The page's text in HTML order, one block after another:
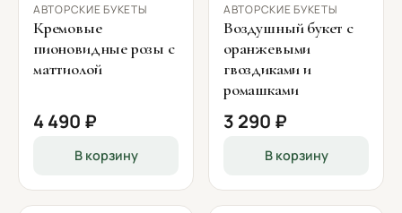
АВТОРСКИЕ БУКЕТЫ
Кремовые
пионовидные розы с
маттиолой
4 490 ₽
В корзину
АВТОРСКИЕ БУКЕТЫ
Воздушный букет с
оранжевыми
гвоздиками и
ромашками
3 290 ₽
В корзину